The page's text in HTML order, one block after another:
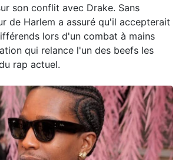
son conflit avec Drake. Sans
de Harlem a assuré qu'il accepterait
lors d'un combat à mains
qui relance l'un des beefs les
rap actuel.